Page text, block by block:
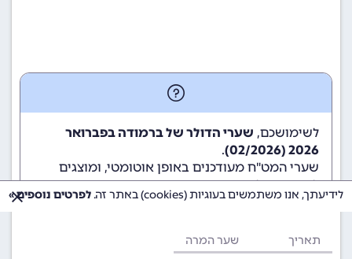
לשימושכם, שערי הדולר של ברמודה בפברואר
2026 (02/2026)
.
שערי המט"ח מעודכנים באופן אוטומטי, ומוצגים
לשימוש גולשי ומשתמשי האתר.
תאריך שער המרה
לידיעתך, אנו משתמשים בעוגיות (cookies) באתר זה. לפרטים נוספים »